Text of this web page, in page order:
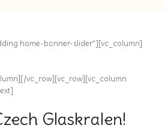
home-banner-slider”][vc_column]
vc_row][vc_row][vc_column
Glaskralen!